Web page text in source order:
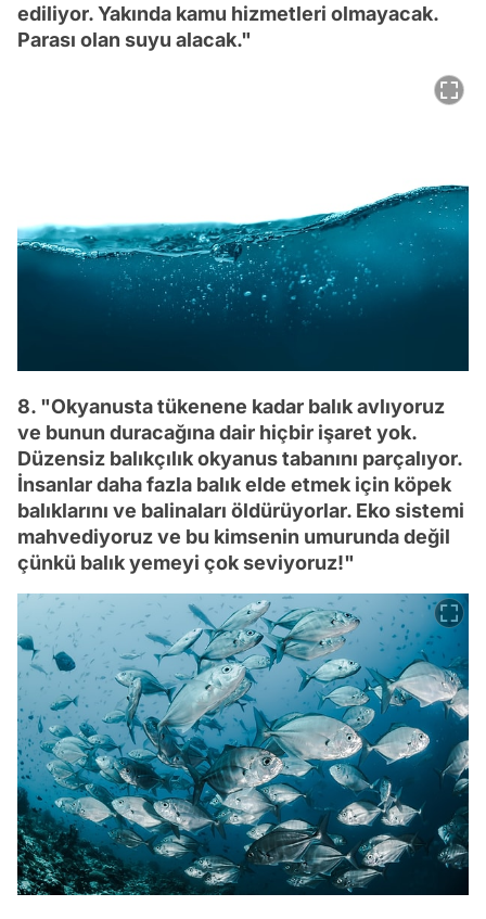
ediliyor. Yakında kamu hizmetleri olmayacak.
Parası olan suyu alacak."
8. "Okyanusta tükenene kadar balık avlıyoruz
ve bunun duracağına dair hiçbir işaret yok.
Düzensiz balıkçılık okyanus tabanını parçalıyor.
İnsanlar daha fazla balık elde etmek için köpek
balıklarını ve balinaları öldürüyorlar. Eko sistemi
mahvediyoruz ve bu kimsenin umurunda değil
çünkü balık yemeyi çok seviyoruz!"